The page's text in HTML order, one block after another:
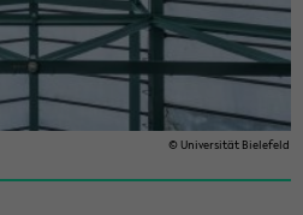
© Uni­ver­si­tät Bie­le­feld